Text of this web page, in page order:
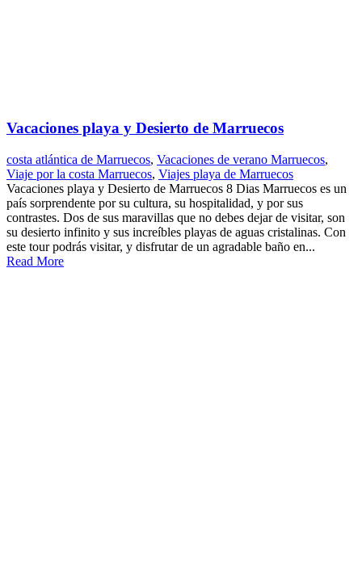
Vacaciones playa y Desierto de Marruecos
costa atlántica de Marruecos, Vacaciones de verano Marruecos,
Viaje por la costa Marruecos, Viajes playa de Marruecos
Vacaciones playa y Desierto de Marruecos 8 Dias Marruecos es un
país sorprendente por su cultura, su hospitalidad, y por sus
contrastes. Dos de sus maravillas que no debes dejar de visitar, son
su desierto infinito y sus increíbles playas de aguas cristalinas. Con
este tour podrás visitar, y disfrutar de un agradable baño en...
Read More